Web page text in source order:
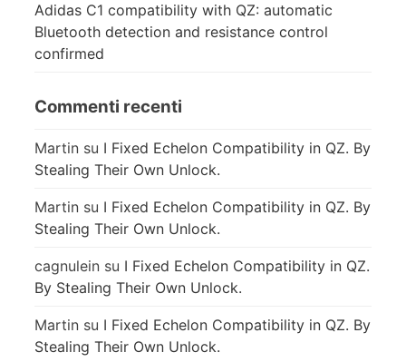
Adidas C1 compatibility with QZ: automatic
Bluetooth detection and resistance control
confirmed
Commenti recenti
Martin su I Fixed Echelon Compatibility in QZ. By
Stealing Their Own Unlock.
Martin su I Fixed Echelon Compatibility in QZ. By
Stealing Their Own Unlock.
cagnulein su I Fixed Echelon Compatibility in QZ.
By Stealing Their Own Unlock.
Martin su I Fixed Echelon Compatibility in QZ. By
Stealing Their Own Unlock.